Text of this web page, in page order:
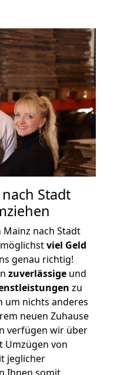
Stadt
Mainz nach Stadt
viel Geld
genau richtig!
zuverlässige und
zu
um nichts anderes
neuen Zuhause
verfügen wir über
Umzügen von
jeglicher